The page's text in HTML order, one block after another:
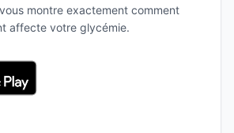
montre exactement comment
affecte votre glycémie.